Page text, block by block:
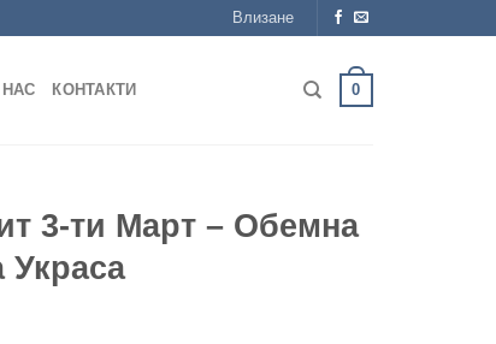
Влизане
КОНТАКТИ 0
3-ти Март – Обемна
Украса